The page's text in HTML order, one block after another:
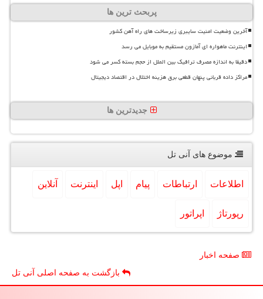
پربحث ترین ها
آخرین وضعیت امنیت سایبری زیرساخت های راه آهن کشور
اینترنت ماهواره ای آمازون مستقیم به موبایل می رسد
دقیقا به اندازه مصرف ترافیک بین الملل از حجم بسته کسر می شود
مراکز داده قربانی پنهان قطعی برق هزینه اختلال در اقتصاد دیجیتال
جدیدترین ها
موضوع های آنی تل
اطلاعات ارتباطات پیام اپل اینترنت آنلاین
رپورتاژ اپراتور
صفحه اخبار
بازگشت به صفحه اصلی آنی تل